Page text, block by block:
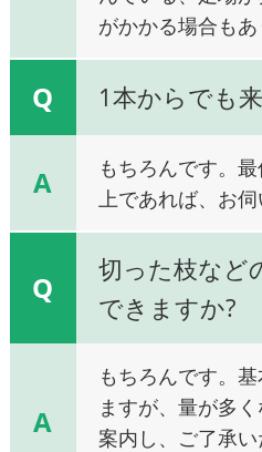
がかかる場合もあ
Q 1本からでも
A
もちろんです。
上であれば、お
Q
切った枝など
できますか?
A
もちろんです。
ますが、量が多
案内し、ご了承